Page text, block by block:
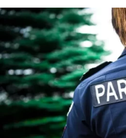
TERCİH ROBOTU